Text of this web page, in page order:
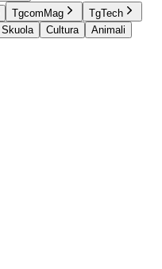
TgcomMag
TgTech
Skuola Cultura
Animali